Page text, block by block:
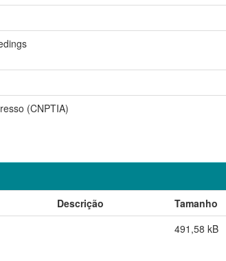
(CNPTIA)
Descrição Tamanho
491,58 kB